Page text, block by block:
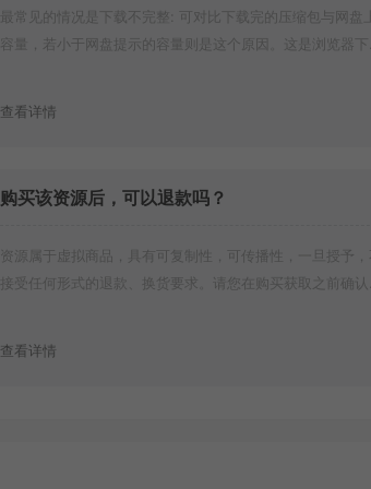
最常见的情况是下载不完整: 可对比下载完的压缩包与网盘
容量，若小于网盘提示的容量则是这个原因。这是浏览器下
查看详情
购买该资源后，可以退款吗？
资源属于虚拟商品，具有可复制性，可传播性，一旦授予，
接受任何形式的退款、换货要求。请您在购买获取之前确认
查看详情